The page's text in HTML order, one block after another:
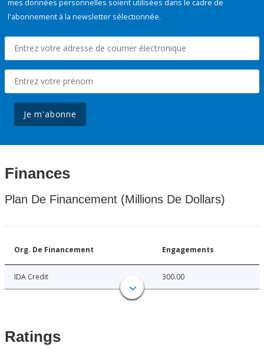
mes données personnelles soient utilisées dans le cadre de
l'abonnement à la newsletter sélectionnée.
Je m'abonne
Finances
Plan De Financement (Millions De Dollars)
Org. De Financement Engagements
IDA Credit 300.00
Ratings